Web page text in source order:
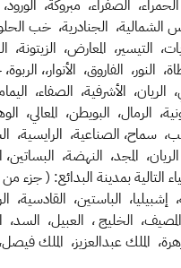
الصفراء، مبروكة، الورود،
الشمالية، الجنادرية، خب
التيسير، المعارض، الزيتونة،
النور، الفاروق، الأنوار،،
الأشرفية، الصفاء،
البويطن، المعالي،
سماح، الصناعية، الرايسية،
المجد، النهضة، البساتين،
بمدينة البدائع: ( جزء من
الباستين، القادسية،
الخليج ، العبيل،
الملك عبدالعزيز، الملك